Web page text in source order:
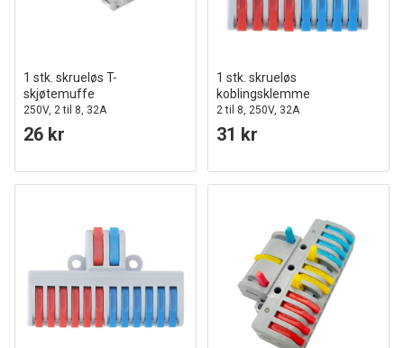
1 stk. skrueløs T-
skjøtemuffe
250V, 2 til 8, 32A
26 kr
1 stk. skrueløs
koblingsklemme
2 til 8, 250V, 32A
31 kr